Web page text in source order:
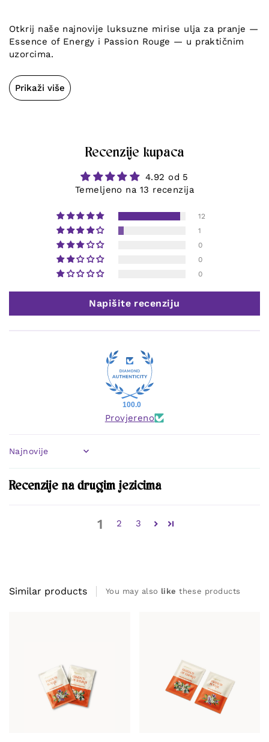
Otkrij naše najnovije luksuzne mirise ulja za pranje —
Essence of Energy i Passion Rouge — u praktičnim
uzorcima.
Prikaži više
Recenzije kupaca
4.92 od 5
Temeljeno na 13 recenzija
12
1
0
0
0
Napišite recenziju
100.0
Provjereno
Sort by
Recenzije na drugim jezicima
1 2 3
Similar products You may also like these products